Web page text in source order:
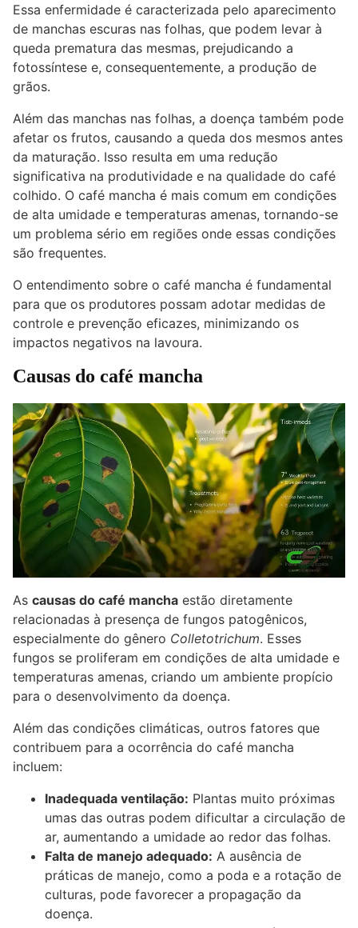
Essa enfermidade é caracterizada pelo aparecimento
de manchas escuras nas folhas, que podem levar à
queda prematura das mesmas, prejudicando a
fotossíntese e, consequentemente, a produção de
grãos.
Além das manchas nas folhas, a doença também pode
afetar os frutos, causando a queda dos mesmos antes
da maturação. Isso resulta em uma redução
significativa na produtividade e na qualidade do café
colhido. O café mancha é mais comum em condições
de alta umidade e temperaturas amenas, tornando-se
um problema sério em regiões onde essas condições
são frequentes.
O entendimento sobre o café mancha é fundamental
para que os produtores possam adotar medidas de
controle e prevenção eficazes, minimizando os
impactos negativos na lavoura.
Causas do café mancha
As causas do café mancha estão diretamente
relacionadas à presença de fungos patogênicos,
especialmente do gênero Colletotrichum. Esses
fungos se proliferam em condições de alta umidade e
temperaturas amenas, criando um ambiente propício
para o desenvolvimento da doença.
Além das condições climáticas, outros fatores que
contribuem para a ocorrência do café mancha
incluem:
Inadequada ventilação: Plantas muito próximas
umas das outras podem dificultar a circulação de
ar, aumentando a umidade ao redor das folhas.
Falta de manejo adequado: A ausência de
práticas de manejo, como a poda e a rotação de
culturas, pode favorecer a propagação da
doença.